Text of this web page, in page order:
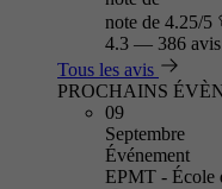
note de 4.25/5
4.3 — 386 avis
Tous les avis
PROCHAINS
09
Septembre
Événement
EPMT - École